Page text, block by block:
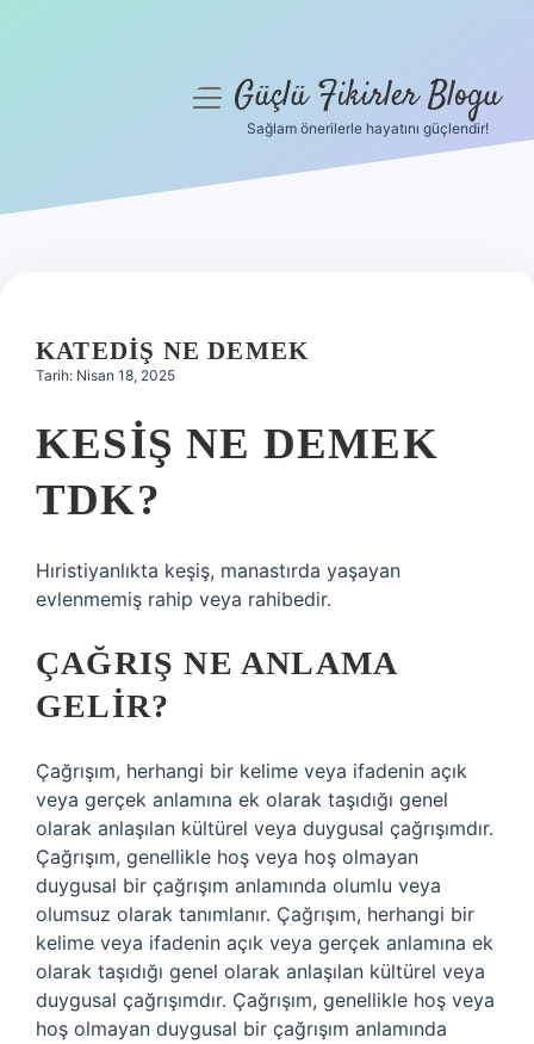
Hakkımızda
menüyüGüçlü Fikirler Blogu
Sağlam önerilerle hayatını güçlendir!
KATEDIŞ NE DEMEK
Tarih: Nisan 18, 2025
KESIŞ NE DEMEK
TDK?
Hıristiyanlıkta keşiş, manastırda yaşayan
evlenmemiş rahip veya rahibedir.
ÇAĞRIŞ NE ANLAMA
GELIR?
Çağrışım, herhangi bir kelime veya ifadenin açık
veya gerçek anlamına ek olarak taşıdığı genel
olarak anlaşılan kültürel veya duygusal çağrışımdır.
Çağrışım, genellikle hoş veya hoş olmayan
duygusal bir çağrışım anlamında olumlu veya
olumsuz olarak tanımlanır. Çağrışım, herhangi bir
kelime veya ifadenin açık veya gerçek anlamına ek
olarak taşıdığı genel olarak anlaşılan kültürel veya
duygusal çağrışımdır. Çağrışım, genellikle hoş veya
hoş olmayan duygusal bir çağrışım anlamında